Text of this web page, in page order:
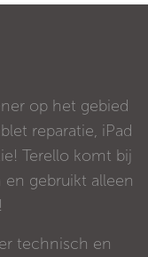
op het gebied
reparatie, iPad
Terello komt bij
gebruikt alleen
technisch en